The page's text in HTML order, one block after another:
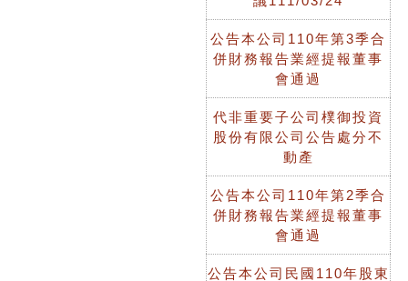
公告本公司110年第3季合
併財務報告業經提報董事
會通過
代非重要子公司樸御投資
股份有限公司公告處分不
動產
公告本公司110年第2季合
併財務報告業經提報董事
會通過
公告本公司民國110年股東